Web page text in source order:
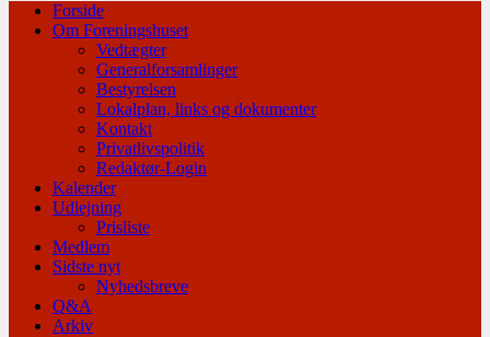
Forside
Om Foreningshuset
Vedtægter
Generalforsamlinger
Bestyrelsen
Lokalplan, links og dokumenter
Kontakt
Privatlivspolitik
Redaktør-Login
Kalender
Udlejning
Prisliste
Medlem
Sidste nyt
Nyhedsbreve
Q&A
Arkiv